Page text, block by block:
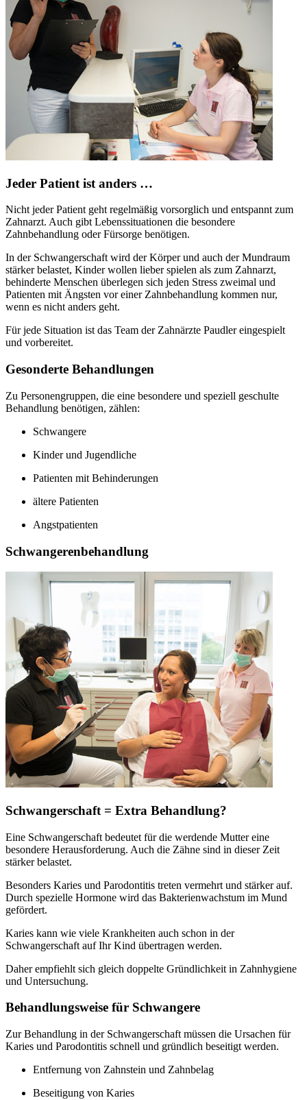
Jeder Patient ist anders …
Nicht jeder Patient geht regelmäßig vorsorglich und entspannt zum
Zahnarzt. Auch gibt Lebenssituationen die besondere
Zahnbehandlung oder Fürsorge benötigen.
In der Schwangerschaft wird der Körper und auch der Mundraum
stärker belastet, Kinder wollen lieber spielen als zum Zahnarzt,
behinderte Menschen überlegen sich jeden Stress zweimal und
Patienten mit Ängsten vor einer Zahnbehandlung kommen nur,
wenn es nicht anders geht.
Für jede Situation ist das Team der Zahnärzte Paudler eingespielt
und vorbereitet.
Gesonderte Behandlungen
Zu Personengruppen, die eine besondere und speziell geschulte
Behandlung benötigen, zählen:
Schwangere
Kinder und Jugendliche
Patienten mit Behinderungen
ältere Patienten
Angstpatienten
Schwangerenbehandlung
Schwangerschaft = Extra Behandlung?
Eine Schwangerschaft bedeutet für die werdende Mutter eine
besondere Herausforderung. Auch die Zähne sind in dieser Zeit
stärker belastet.
Besonders Karies und Parodontitis treten vermehrt und stärker auf.
Durch spezielle Hormone wird das Bakterienwachstum im Mund
gefördert.
Karies kann wie viele Krankheiten auch schon in der
Schwangerschaft auf Ihr Kind übertragen werden.
Daher empfiehlt sich gleich doppelte Gründlichkeit in Zahnhygiene
und Untersuchung.
Behandlungsweise für Schwangere
Zur Behandlung in der Schwangerschaft müssen die Ursachen für
Karies und Parodontitis schnell und gründlich beseitigt werden.
Entfernung von Zahnstein und Zahnbelag
Beseitigung von Karies